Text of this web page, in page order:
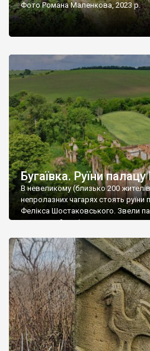
Фото Романа Маленкова, 2023 р.
Бугаївка. Руїни
В невеликому (близько 200
непролазних чагарях стоять руїни
Фелікса Шостаковського. Звели
радянський період у ньому
століття тут розмістили
палацу виїхала лікарня – ми точно